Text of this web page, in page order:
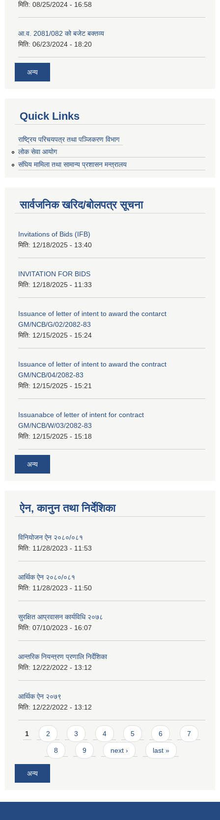
मिति: 08/25/2024 - 16:58
आ.व. 2081/082 को बजेट बक्तव्य
मिति: 06/23/2024 - 18:20
अन्य
Quick Links
राष्ट्रिय परिचयपत्र तथा पञ्जिकरण विभाग
लोक सेवा आयोग
संघिय मामिला तथा सामान्य प्रशासन मन्त्रालय
सार्वजनिक खरिद/बोलपत्र सूचना
Invitations of Bids (IFB)
मिति: 12/18/2025 - 13:40
INVITATION FOR BIDS
मिति: 12/18/2025 - 11:33
Issuance of letter of intent to award the contarct
GM/NCB/G/02/2082-83
मिति: 12/15/2025 - 15:24
Issuance of letter of intent to award the contract
GM/NCB/04/2082-83
मिति: 12/15/2025 - 15:21
Issuanabce of letter of intent for contract
GM/NCB/W/03/2082-83
मिति: 12/15/2025 - 15:18
अन्य
ऐन, कानुन तथा निर्देशिका
विनियोजन ऐन २०८०/०८१
मिति: 11/28/2023 - 11:53
आर्थिक ऐन २०८०/०८१
मिति: 11/28/2023 - 11:50
सुरक्षित आप्रवासन कार्यविधि २०७८
मिति: 07/10/2023 - 16:07
आन्तरिक नियन्त्रण प्रणालि निर्देशिका
मिति: 12/22/2022 - 13:12
आर्थिक ऐन २०७९
मिति: 12/22/2022 - 13:12
Pages
1 2 3 4 5 6 7
8 9 next › last »
अन्य